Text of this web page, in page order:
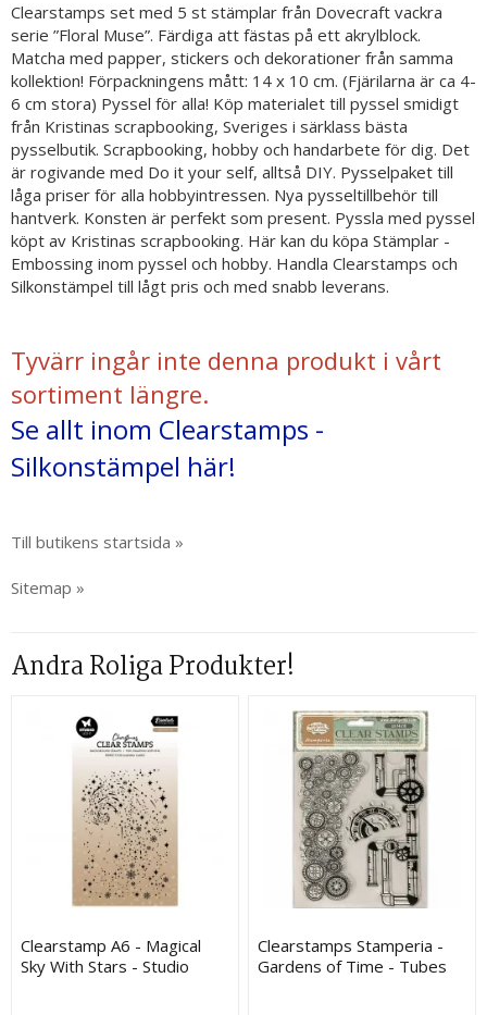
Clearstamps set med 5 st stämplar från Dovecraft vackra
serie ”Floral Muse”. Färdiga att fästas på ett akrylblock.
Matcha med papper, stickers och dekorationer från samma
kollektion! Förpackningens mått: 14 x 10 cm. (Fjärilarna är ca 4-
6 cm stora) Pyssel för alla! Köp materialet till pyssel smidigt
från Kristinas scrapbooking, Sveriges i särklass bästa
pysselbutik. Scrapbooking, hobby och handarbete för dig. Det
är rogivande med Do it your self, alltså DIY. Pysselpaket till
låga priser för alla hobbyintressen. Nya pysseltillbehör till
hantverk. Konsten är perfekt som present. Pyssla med pyssel
köpt av Kristinas scrapbooking. Här kan du köpa Stämplar -
Embossing inom pyssel och hobby. Handla Clearstamps och
Silkonstämpel till lågt pris och med snabb leverans.
Tyvärr ingår inte denna produkt i vårt
sortiment längre.
Se allt inom Clearstamps -
Silkonstämpel här!
Till butikens startsida »
Sitemap »
Andra Roliga Produkter!
Clearstamp A6 - Magical
Sky With Stars - Studio
Clearstamps Stamperia -
Gardens of Time - Tubes